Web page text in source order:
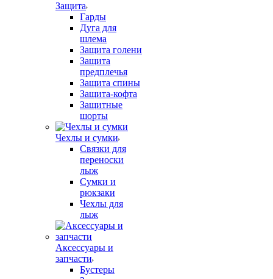
Защита
Гарды
Дуга для
шлема
Защита голени
Защита
предплечья
Защита спины
Защита-кофта
Защитные
шорты
Чехлы и сумки
Связки для
переноски
лыж
Сумки и
рюкзаки
Чехлы для
лыж
Аксессуары и
запчасти
Бустеры